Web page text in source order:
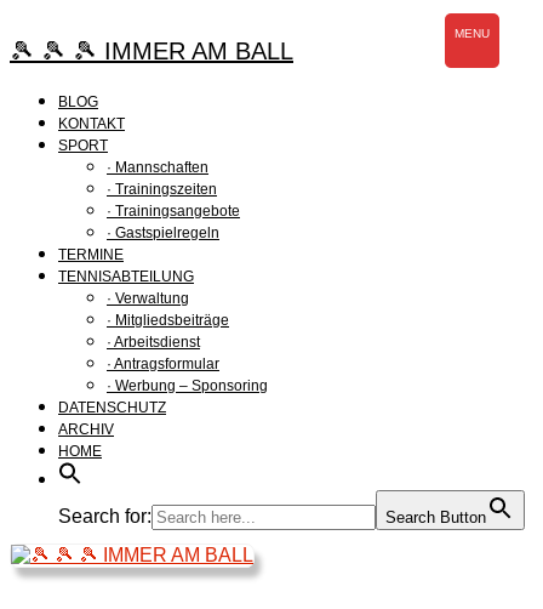
Inhalt
springen
🎾 🎾 🎾 IMMER AM BALL
BLOG
KONTAKT
SPORT
· Mannschaften
· Trainingszeiten
· Trainingsangebote
· Gastspielregeln
TERMINE
TENNISABTEILUNG
· Verwaltung
· Mitgliedsbeiträge
· Arbeitsdienst
· Antragsformular
· Werbung – Sponsoring
DATENSCHUTZ
ARCHIV
HOME
Search for: Search Button
MENU